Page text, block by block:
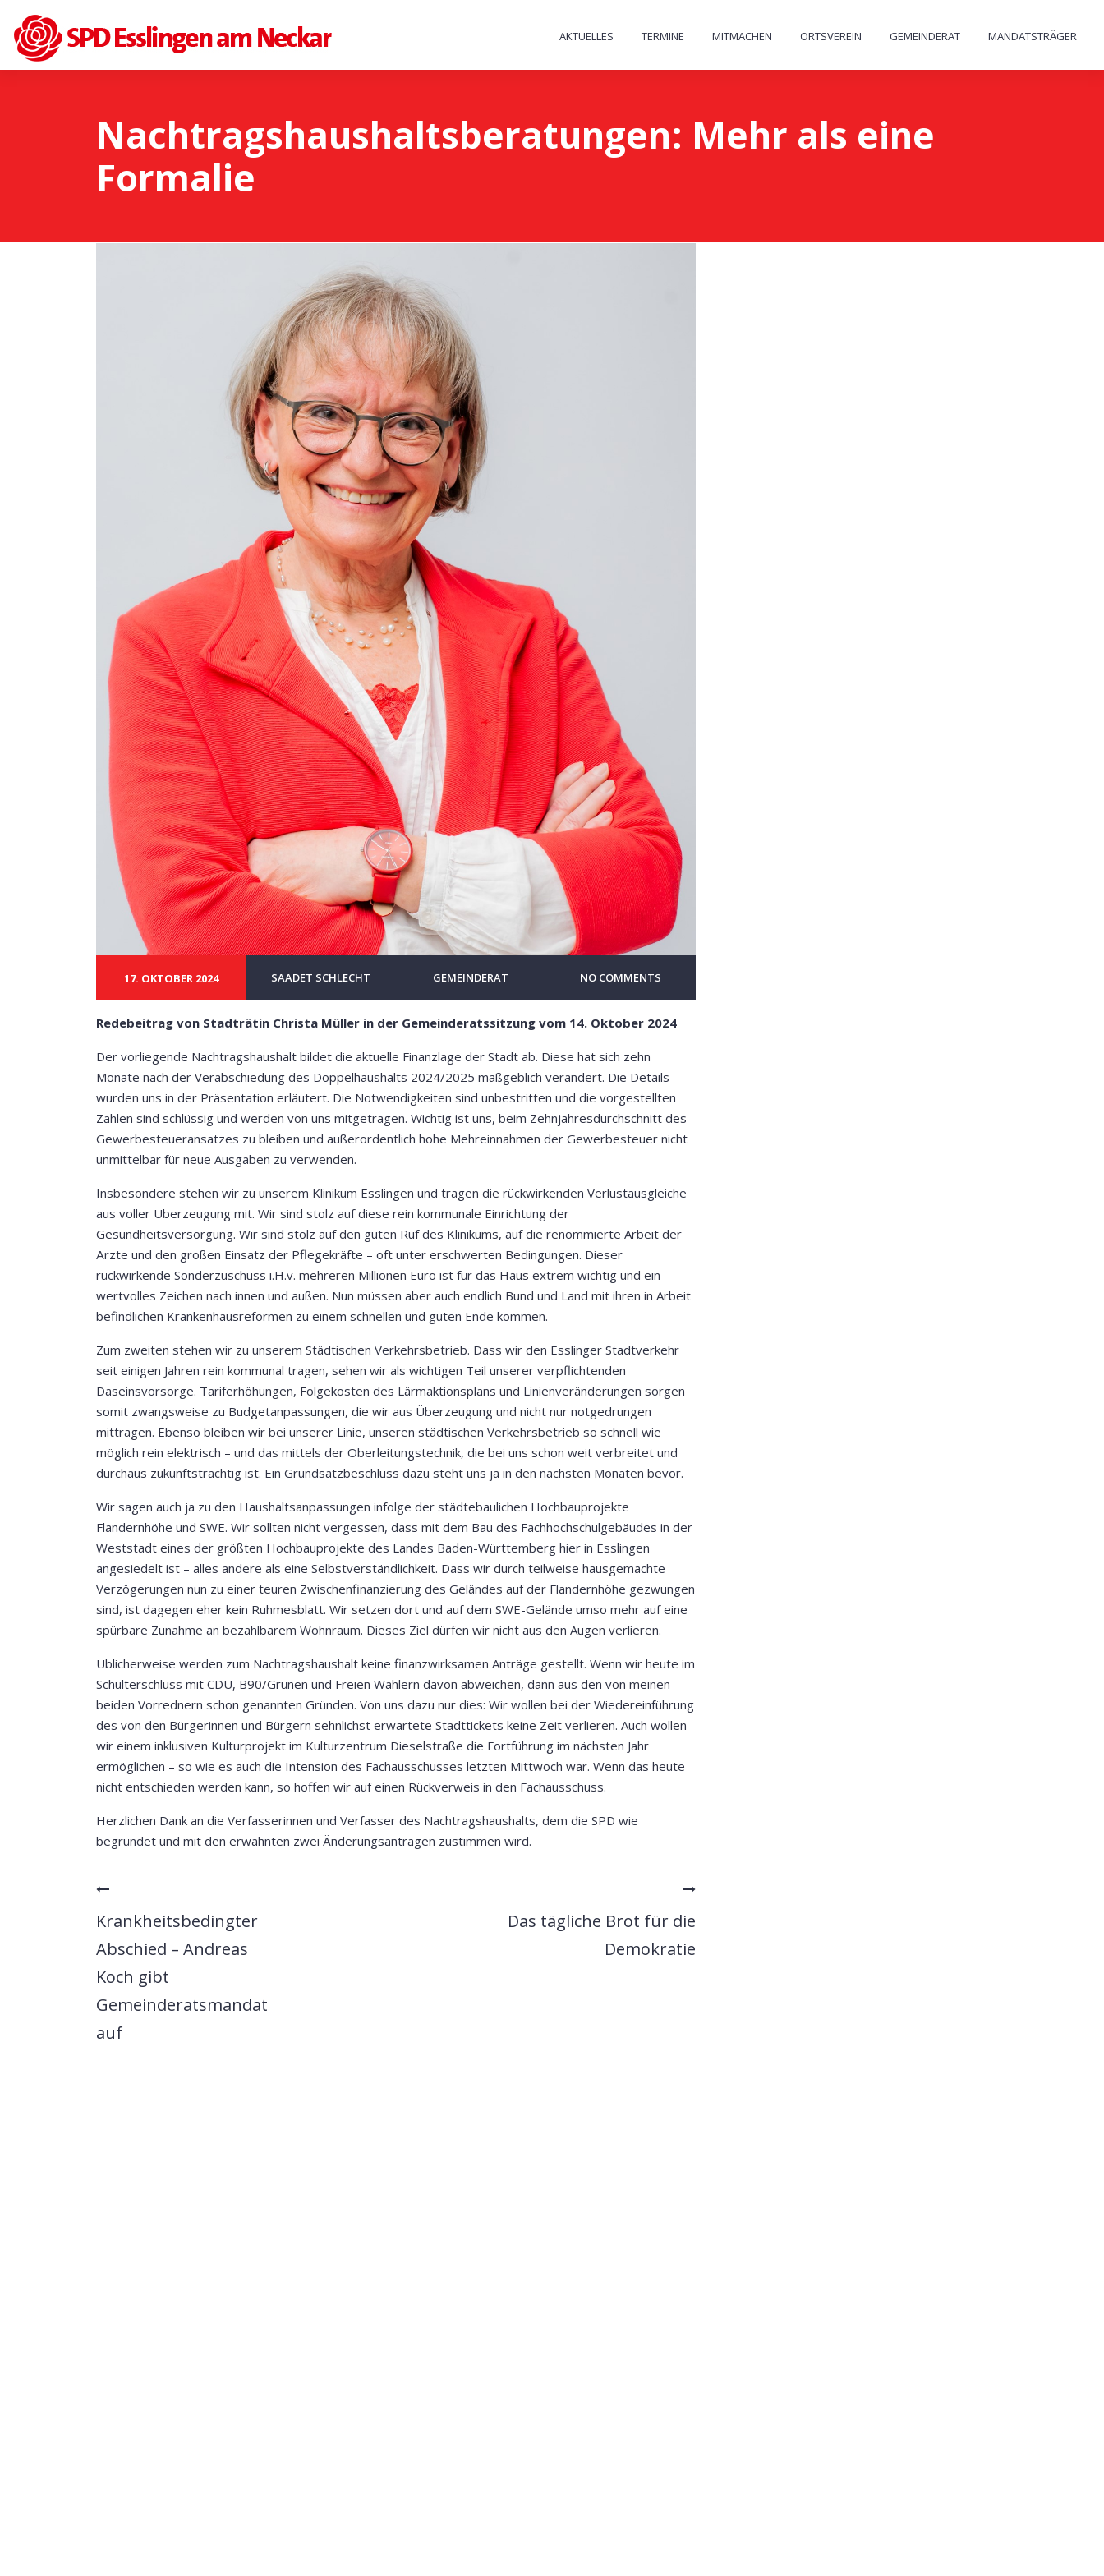
AKTUELLES TERMINE MITMACHEN ORTSVEREIN GEMEINDERAT MANDATSTRÄGER
Nachtragshaushaltsberatungen: Mehr als eine
Formalie
17. OKTOBER 2024 SAADET SCHLECHT GEMEINDERAT NO COMMENTS
Redebeitrag von Stadträtin Christa Müller in der Gemeinderatssitzung vom 14. Oktober 2024
Der vorliegende Nachtragshaushalt bildet die aktuelle Finanzlage der Stadt ab. Diese hat sich zehn
Monate nach der Verabschiedung des Doppelhaushalts 2024/2025 maßgeblich verändert. Die Details
wurden uns in der Präsentation erläutert. Die Notwendigkeiten sind unbestritten und die vorgestellten
Zahlen sind schlüssig und werden von uns mitgetragen. Wichtig ist uns, beim Zehnjahresdurchschnitt des
Gewerbesteueransatzes zu bleiben und außerordentlich hohe Mehreinnahmen der Gewerbesteuer nicht
unmittelbar für neue Ausgaben zu verwenden.
Insbesondere stehen wir zu unserem Klinikum Esslingen und tragen die rückwirkenden Verlustausgleiche
aus voller Überzeugung mit. Wir sind stolz auf diese rein kommunale Einrichtung der
Gesundheitsversorgung. Wir sind stolz auf den guten Ruf des Klinikums, auf die renommierte Arbeit der
Ärzte und den großen Einsatz der Pflegekräfte – oft unter erschwerten Bedingungen. Dieser
rückwirkende Sonderzuschuss i.H.v. mehreren Millionen Euro ist für das Haus extrem wichtig und ein
wertvolles Zeichen nach innen und außen. Nun müssen aber auch endlich Bund und Land mit ihren in Arbeit
befindlichen Krankenhausreformen zu einem schnellen und guten Ende kommen.
Zum zweiten stehen wir zu unserem Städtischen Verkehrsbetrieb. Dass wir den Esslinger Stadtverkehr
seit einigen Jahren rein kommunal tragen, sehen wir als wichtigen Teil unserer verpflichtenden
Daseinsvorsorge. Tariferhöhungen, Folgekosten des Lärmaktionsplans und Linienveränderungen sorgen
somit zwangsweise zu Budgetanpassungen, die wir aus Überzeugung und nicht nur notgedrungen
mittragen. Ebenso bleiben wir bei unserer Linie, unseren städtischen Verkehrsbetrieb so schnell wie
möglich rein elektrisch – und das mittels der Oberleitungstechnik, die bei uns schon weit verbreitet und
durchaus zukunftsträchtig ist. Ein Grundsatzbeschluss dazu steht uns ja in den nächsten Monaten bevor.
Wir sagen auch ja zu den Haushaltsanpassungen infolge der städtebaulichen Hochbauprojekte
Flandernhöhe und SWE. Wir sollten nicht vergessen, dass mit dem Bau des Fachhochschulgebäudes in der
Weststadt eines der größten Hochbauprojekte des Landes Baden-Württemberg hier in Esslingen
angesiedelt ist – alles andere als eine Selbstverständlichkeit. Dass wir durch teilweise hausgemachte
Verzögerungen nun zu einer teuren Zwischenfinanzierung des Geländes auf der Flandernhöhe gezwungen
sind, ist dagegen eher kein Ruhmesblatt. Wir setzen dort und auf dem SWE-Gelände umso mehr auf eine
spürbare Zunahme an bezahlbarem Wohnraum. Dieses Ziel dürfen wir nicht aus den Augen verlieren.
Üblicherweise werden zum Nachtragshaushalt keine finanzwirksamen Anträge gestellt. Wenn wir heute im
Schulterschluss mit CDU, B90/Grünen und Freien Wählern davon abweichen, dann aus den von meinen
beiden Vorrednern schon genannten Gründen. Von uns dazu nur dies: Wir wollen bei der Wiedereinführung
des von den Bürgerinnen und Bürgern sehnlichst erwartete Stadttickets keine Zeit verlieren. Auch wollen
wir einem inklusiven Kulturprojekt im Kulturzentrum Dieselstraße die Fortführung im nächsten Jahr
ermöglichen – so wie es auch die Intension des Fachausschusses letzten Mittwoch war. Wenn das heute
nicht entschieden werden kann, so hoffen wir auf einen Rückverweis in den Fachausschuss.
Herzlichen Dank an die Verfasserinnen und Verfasser des Nachtragshaushalts, dem die SPD wie
begründet und mit den erwähnten zwei Änderungsanträgen zustimmen wird.
Krankheitsbedingter
Abschied – Andreas
Koch gibt
Gemeinderatsmandat
auf
Das tägliche Brot für die
Demokratie